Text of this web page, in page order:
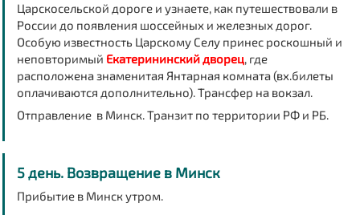
Царскосельской дороге и узнаете, как путешествовали в
России до появления шоссейных и железных дорог.
Особую известность Царскому Селу принес роскошный и
неповторимый Екатерининский дворец, где
расположена знаменитая Янтарная комната (вх.билеты
оплачиваются дополнительно). Трансфер на вокзал.
Отправление в Минск. Транзит по территории РФ и РБ.
5 день. Возвращение в Минск
Прибытие в Минск утром.